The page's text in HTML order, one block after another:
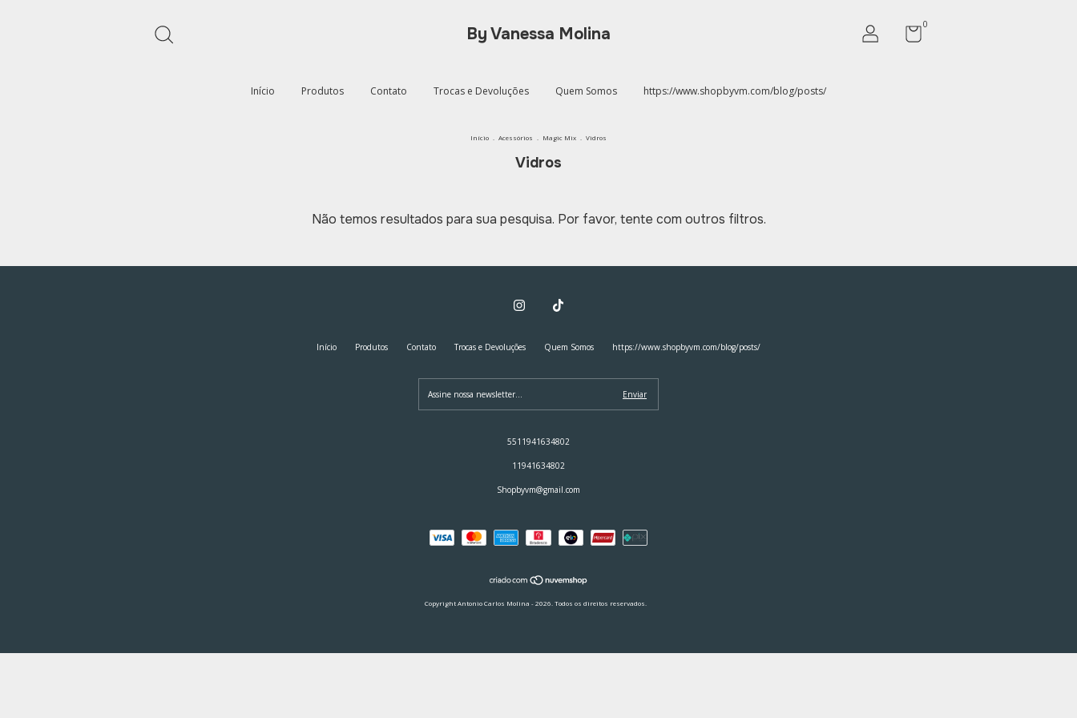
By Vanessa Molina
0
Início Produtos Contato Trocas e Devoluções Quem Somos https://www.shopbyvm.com/blog/posts/
Início Acessórios Magic Mix Vidros
Vidros
Não temos resultados para sua pesquisa. Por favor, tente com outros filtros.
Início Produtos Contato Trocas e Devoluções Quem Somos https://www.shopbyvm.com/blog/posts/
5511941634802
11941634802
Shopbyvm@gmail.com
Copyright Antonio Carlos Molina - 2026. Todos os direitos reservados.